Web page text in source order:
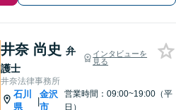
井奈 尚史 弁
護士
インタビューを
見る
井奈法律事務所
石川
県
|
金沢
市
営業時間：09:00~19:00（平
日）